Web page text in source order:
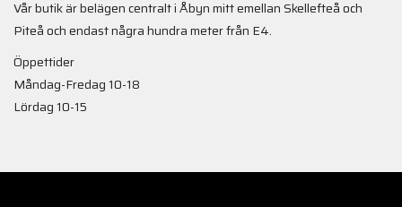
Vår butik är belägen centralt i Åbyn mitt emellan Skellefteå och
Piteå och endast några hundra meter från E4.
Öppettider
Måndag-Fredag 10-18
Lördag 10-15